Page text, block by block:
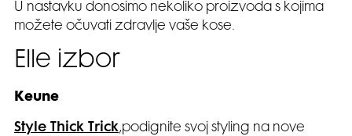
U nastavku donosimo nekoliko proizvoda s kojima
možete očuvati zdravlje vaše kose.
Elle izbor
Keune
Style Thick Trick,podignite svoj styling na nove